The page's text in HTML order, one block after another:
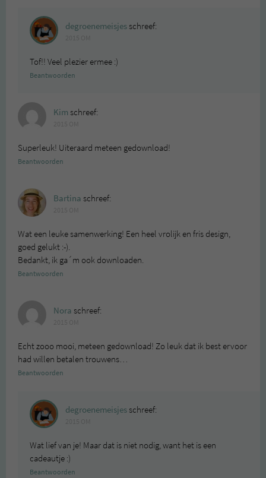
degroenemeisjesschreef:
Tof!! Veel plezier ermee :)
Beantwoorden
Kim schreef:
Superleuk! Uiteraard meteen gedownload!
Beantwoorden
Bartina schreef:
Wat een leuke samenwerking! Een heel vrolijk en fris design,
goed gelukt :-).
Bedankt, ik ga´m ook downloaden.
Beantwoorden
Nora schreef:
Echt zooo mooi, meteen gedownload! Zo leuk dat ik best ervoor
had willen betalen trouwens…
Beantwoorden
degroenemeisjesschreef:
Wat lief van je! Maar dat is niet nodig, want het is een
cadeautje :)
Beantwoorden